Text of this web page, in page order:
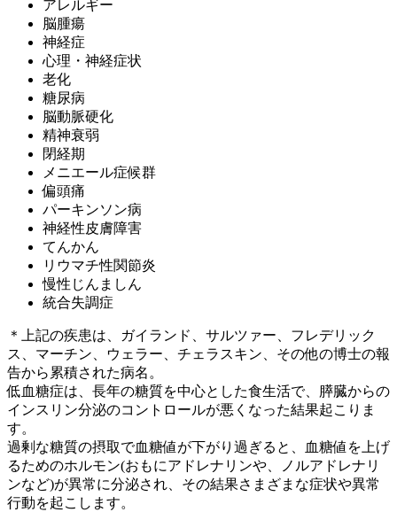
アレルギー
脳腫瘍
神経症
心理・神経症状
老化
糖尿病
脳動脈硬化
精神衰弱
閉経期
メニエール症候群
偏頭痛
パーキンソン病
神経性皮膚障害
てんかん
リウマチ性関節炎
慢性じんましん
統合失調症
＊上記の疾患は、ガイランド、サルツァー、フレデリック
ス、マーチン、ウェラー、チェラスキン、その他の博士の報
告から累積された病名。
低血糖症は、長年の糖質を中心とした食生活で、膵臓からの
インスリン分泌のコントロールが悪くなった結果起こりま
す。
過剰な糖質の摂取で血糖値が下がり過ぎると、血糖値を上げ
るためのホルモン(おもにアドレナリンや、ノルアドレナリ
ンなど)が異常に分泌され、その結果さまざまな症状や異常
行動を起こします。